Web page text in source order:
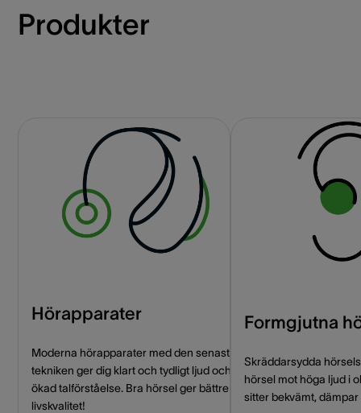
Produkter
Hörapparater
Moderna hörapparater med den senaste
tekniken ger dig klart och tydligt ljud och
ökad talförståelse. Bra hörsel ger bättre
livskvalitet!
Formgjutna
Skräddarsydda
hörsel mot höga ljud i
sitter bekvämt,